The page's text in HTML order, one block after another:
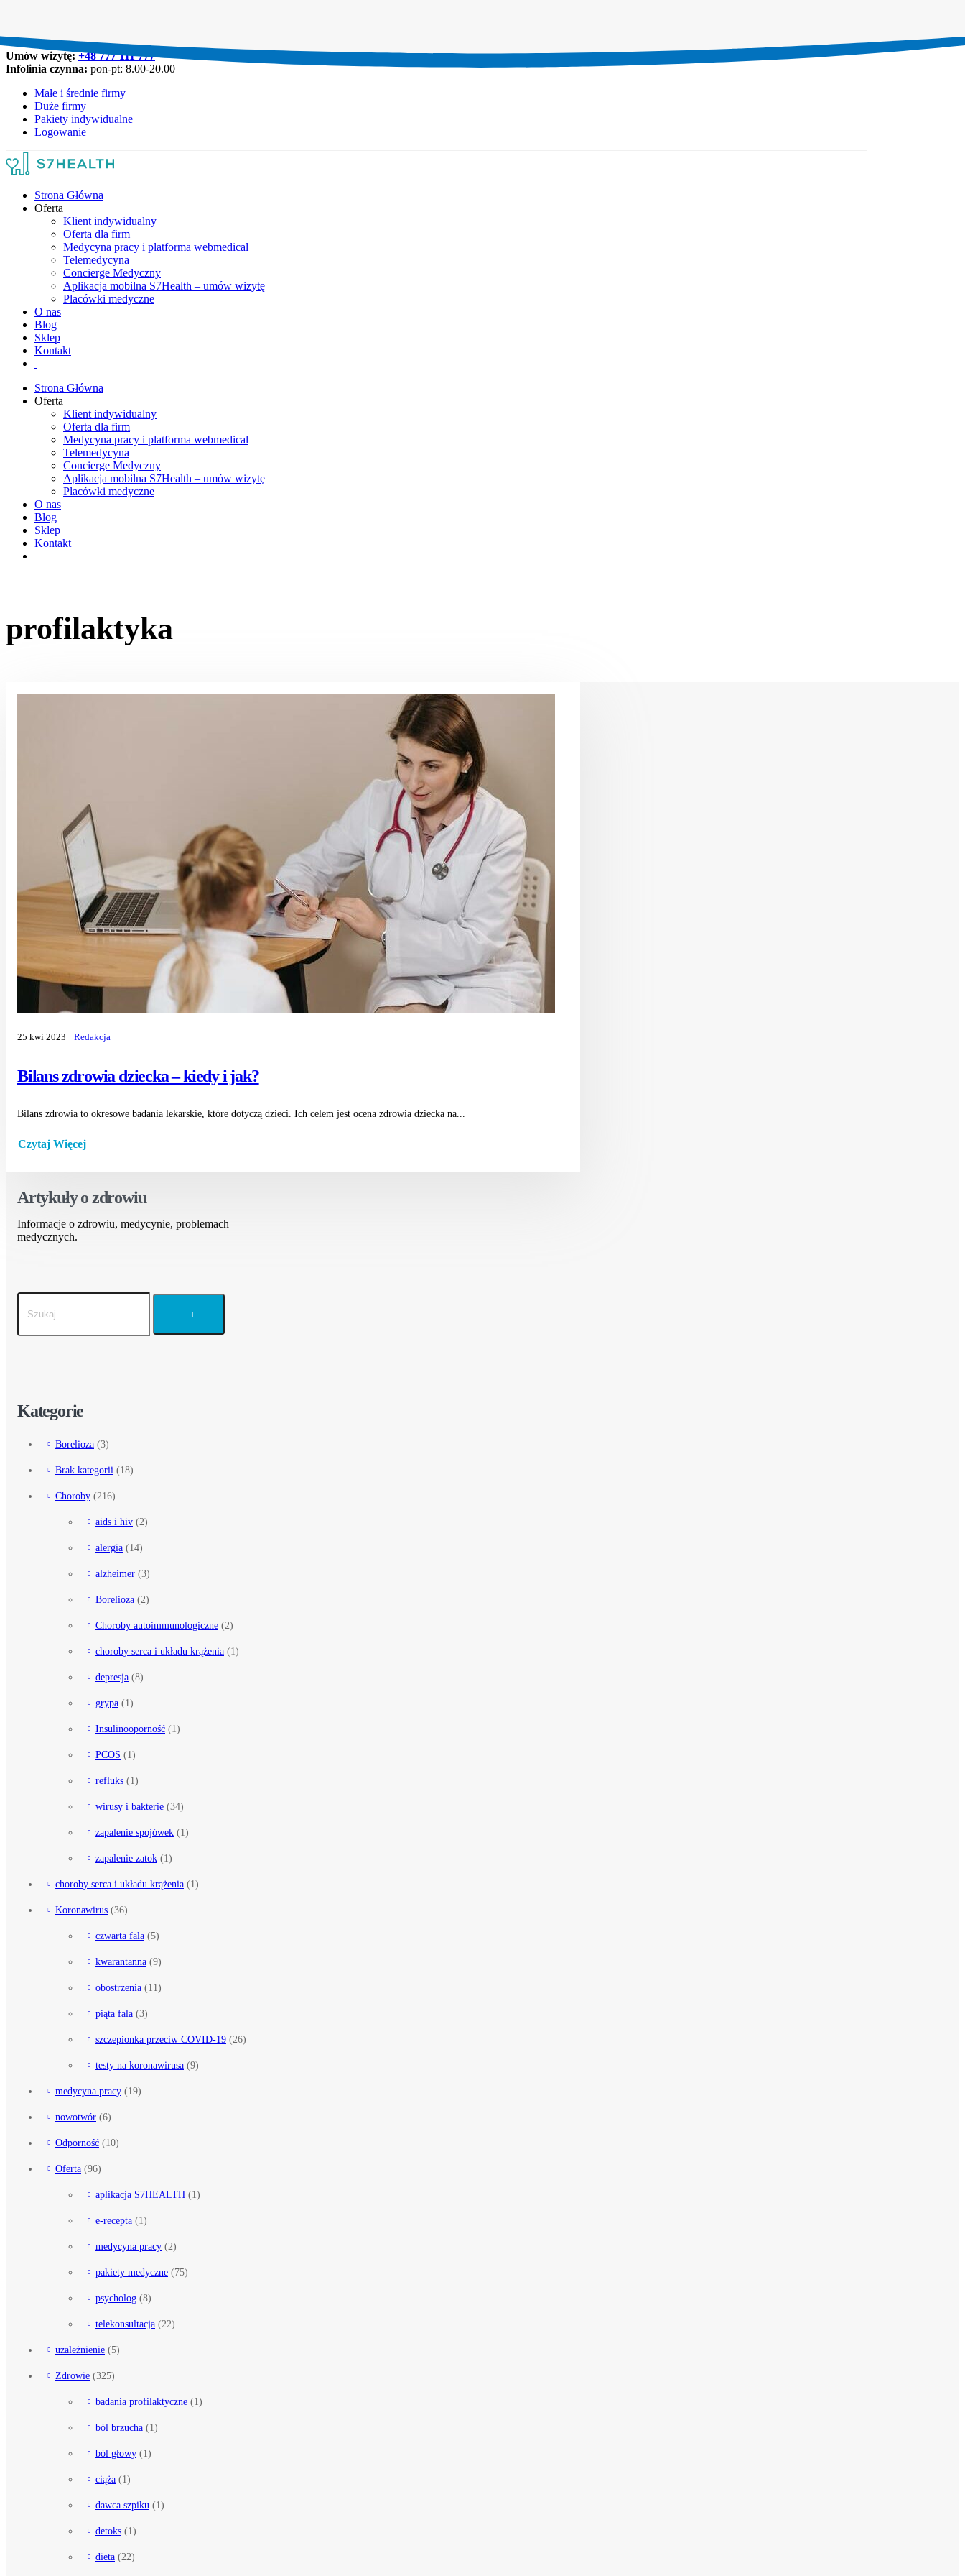
Umów wizytę:+48 777 111 777
Infolinia czynna: pon-pt: 8.00-20.00
Małe i średnie firmy
Duże firmy
Pakiety indywidualne
Logowanie
Strona Główna
Oferta
Klient indywidualny
Oferta dla firm
Medycyna pracy i platforma webmedical
Telemedycyna
Concierge Medyczny
Aplikacja mobilna S7Health – umów wizytę
Placówki medyczne
O nas
Blog
Sklep
Kontakt
Strona Główna
Oferta
Klient indywidualny
Oferta dla firm
Medycyna pracy i platforma webmedical
Telemedycyna
Concierge Medyczny
Aplikacja mobilna S7Health – umów wizytę
Placówki medyczne
O nas
Blog
Sklep
Kontakt
profilaktyka
Bilans zdrowia dziecka – kiedy i jak?
25 kwi 2023 Redakcja
Bilans zdrowia to okresowe badania lekarskie, które dotyczą dzieci. Ich celem jest ocena zdrowia dziecka na...
Czytaj Więcej
Artykuły o zdrowiu
Informacje o zdrowiu, medycynie, problemach
medycznych.
Kategorie
Borelioza (3)
Brak kategorii (18)
Choroby (216)
aids i hiv (2)
alergia (14)
alzheimer (3)
Borelioza (2)
Choroby autoimmunologiczne (2)
choroby serca i układu krążenia (1)
depresja (8)
grypa (1)
Insulinooporność (1)
PCOS (1)
refluks (1)
wirusy i bakterie (34)
zapalenie spojówek (1)
zapalenie zatok (1)
choroby serca i układu krążenia (1)
Koronawirus (36)
czwarta fala (5)
kwarantanna (9)
obostrzenia (11)
piąta fala (3)
szczepionka przeciw COVID-19 (26)
testy na koronawirusa (9)
medycyna pracy (19)
nowotwór (6)
Odporność (10)
Oferta (96)
aplikacja S7HEALTH (1)
e-recepta (1)
medycyna pracy (2)
pakiety medyczne (75)
psycholog (8)
telekonsultacja (22)
uzależnienie (5)
Zdrowie (325)
badania profilaktyczne (1)
ból brzucha (1)
ból głowy (1)
ciąża (1)
dawca szpiku (1)
detoks (1)
dieta (22)